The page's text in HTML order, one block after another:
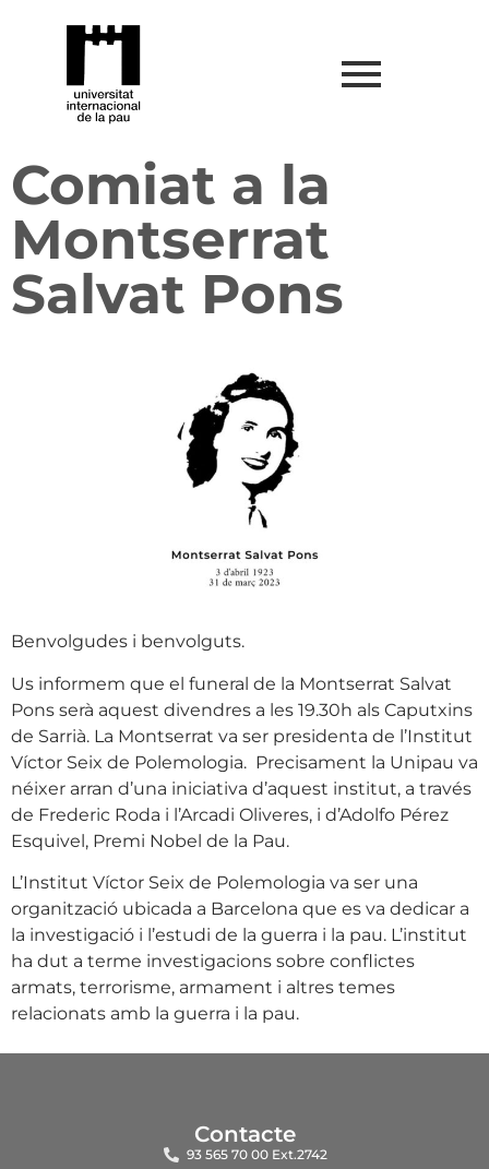
Comiat a la
Montserrat
Salvat Pons
Benvolgudes i benvolguts.
Us informem que el funeral de la Montserrat Salvat
Pons serà aquest divendres a les 19.30h als Caputxins
de Sarrià. La Montserrat va ser presidenta de l’Institut
Víctor Seix de Polemologia. Precisament la Unipau va
néixer arran d’una iniciativa d’aquest institut, a través
de Frederic Roda i l’Arcadi Oliveres, i d’Adolfo Pérez
Esquivel, Premi Nobel de la Pau.
L’Institut Víctor Seix de Polemologia va ser una
organització ubicada a Barcelona que es va dedicar a
la investigació i l’estudi de la guerra i la pau. L’institut
ha dut a terme investigacions sobre conflictes
armats, terrorisme, armament i altres temes
relacionats amb la guerra i la pau.
Contacte
93 565 70 00 Ext.2742